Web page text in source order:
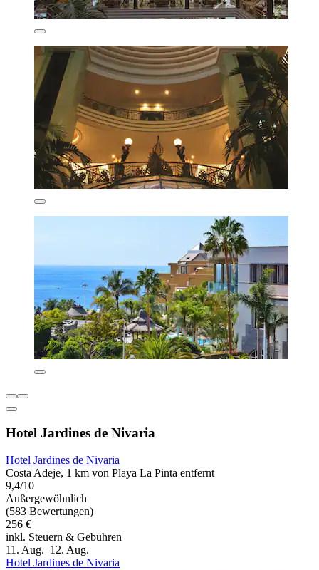
Hotel Jardines de Nivaria
Hotel Jardines de Nivaria
Costa Adeje, 1 km von Playa La Pinta entfernt
9,4/10
Außergewöhnlich
(583 Bewertungen)
256 €
inkl. Steuern & Gebühren
11. Aug.–12. Aug.
Hotel Jardines de Nivaria